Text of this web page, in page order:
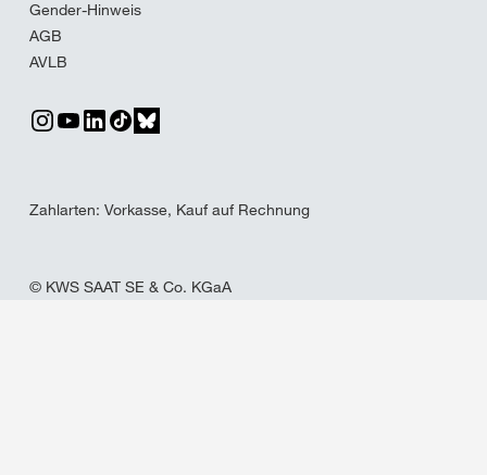
Gender-Hinweis
AGB
AVLB
Zahlarten: Vorkasse, Kauf auf Rechnung
© KWS SAAT SE & Co. KGaA